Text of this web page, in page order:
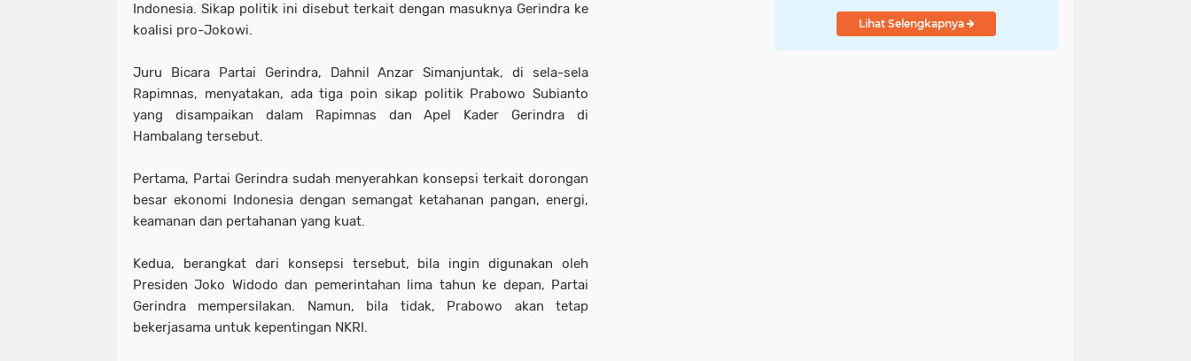
Indonesia. Sikap politik ini disebut terkait dengan masuknya Gerindra ke
koalisi pro-Jokowi.
Juru Bicara Partai Gerindra, Dahnil Anzar Simanjuntak, di sela-sela
Rapimnas, menyatakan, ada tiga poin sikap politik Prabowo Subianto
yang disampaikan dalam Rapimnas dan Apel Kader Gerindra di
Hambalang tersebut.
Pertama, Partai Gerindra sudah menyerahkan konsepsi terkait dorongan
besar ekonomi Indonesia dengan semangat ketahanan pangan, energi,
keamanan dan pertahanan yang kuat.
Kedua, berangkat dari konsepsi tersebut, bila ingin digunakan oleh
Presiden Joko Widodo dan pemerintahan lima tahun ke depan, Partai
Gerindra mempersilakan. Namun, bila tidak, Prabowo akan tetap
bekerjasama untuk kepentingan NKRI.
Lihat Selengkapnya